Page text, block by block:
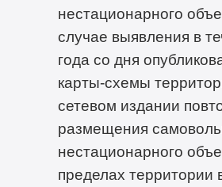
нестационарного
случае выявления в
года со дня
карты-схемы
сетевом издании
размещения
нестационарного
пределах территории